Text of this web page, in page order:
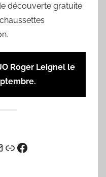
découverte gratuite
Roger Leignel le
LienFacebook